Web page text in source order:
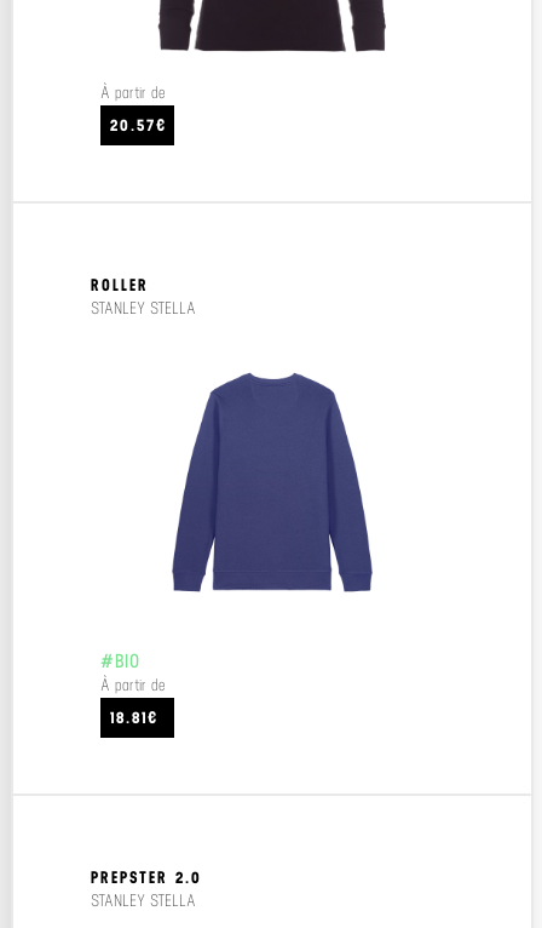
À partir de
20.57€
ROLLER
STANLEY STELLA
#BIO
À partir de
18.81€
PREPSTER 2.0
STANLEY STELLA